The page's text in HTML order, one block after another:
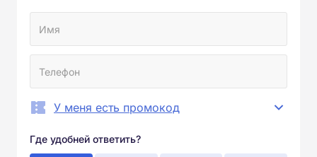
У меня есть промокод
Где удобней ответить?